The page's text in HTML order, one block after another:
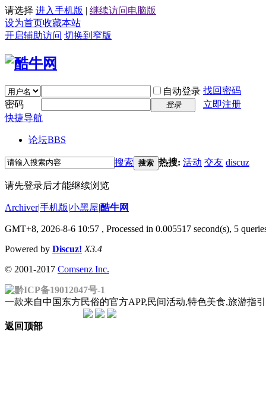
请选择 进入手机版 | 继续访问电脑版
设为首页收藏本站
开启辅助访问 切换到窄版
自动登录 找回密码
密码
登录
立即注册
快捷导航
论坛BBS
搜索 搜索 热搜: 活动 交友 discuz
请先登录后才能继续浏览
Archiver|手机版|小黑屋|酷牛网
GMT+8, 2026-8-6 10:57 , Processed in 0.005517 second(s), 5
Powered by Discuz! X3.4
© 2001-2017 Comsenz Inc.
黔ICP备19012047号-1
一款来自中国东方民俗的官方APP,民间活动,特色美食,旅游
返回顶部